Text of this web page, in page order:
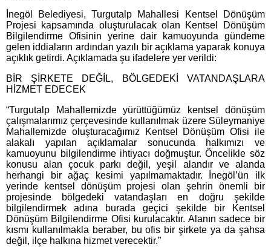
İnegöl Belediyesi, Turgutalp Mahallesi Kentsel Dönüşüm
Projesi kapsamında oluşturulacak olan Kentsel Dönüşüm
Bilgilendirme Ofisinin yerine dair kamuoyunda gündeme
gelen iddiaların ardından yazılı bir açıklama yaparak konuya
açıklık getirdi. Açıklamada şu ifadelere yer verildi:
BİR ŞİRKETE DEĞİL, BÖLGEDEKİ VATANDAŞLARA
HİZMET EDECEK
“Turgutalp Mahallemizde yürüttüğümüz kentsel dönüşüm
çalışmalarımız çerçevesinde kullanılmak üzere Süleymaniye
Mahallemizde oluşturacağımız Kentsel Dönüşüm Ofisi ile
alakalı yapılan açıklamalar sonucunda halkımızı ve
kamuoyunu bilgilendirme ihtiyacı doğmuştur. Öncelikle söz
konusu alan çocuk parkı değil, yeşil alandır ve alanda
herhangi bir ağaç kesimi yapılmamaktadır. İnegöl’ün ilk
yerinde kentsel dönüşüm projesi olan şehrin önemli bir
projesinde bölgedeki vatandaşları en doğru şekilde
bilgilendirmek adına burada geçici şekilde bir Kentsel
Dönüşüm Bilgilendirme Ofisi kurulacaktır. Alanın sadece bir
kısmı kullanılmakla beraber, bu ofis bir şirkete ya da şahsa
değil, ilçe halkına hizmet verecektir.”